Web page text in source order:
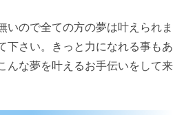
いので全ての方の夢は叶えられま
下さい。きっと力になれる事もあ
んな夢を叶えるお手伝いをして来